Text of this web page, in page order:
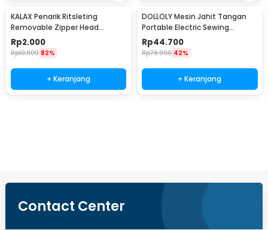
KALAX Penarik Ritsleting
Removable Zipper Head
Replacement 28x10mm - KA37
Rp2.000
Rp10.900 82%
+ Keranjang
DOLLOLY Mesin Jahit Tangan
Portable Electric Sewing
Machine Handheld - CS-101B
Rp44.700
Rp76.900 42%
+ Keranjang
Contact Center